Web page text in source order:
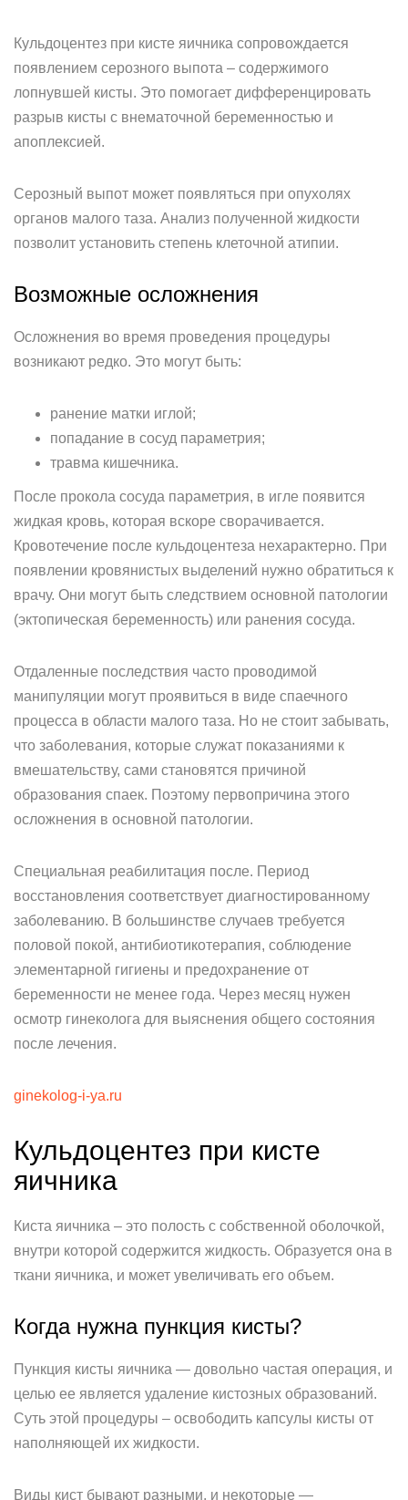
Кульдоцентез при кисте яичника сопровождается
появлением серозного выпота – содержимого
лопнувшей кисты. Это помогает дифференцировать
разрыв кисты с внематочной беременностью и
апоплексией.
Серозный выпот может появляться при опухолях
органов малого таза. Анализ полученной жидкости
позволит установить степень клеточной атипии.
Возможные осложнения
Осложнения во время проведения процедуры
возникают редко. Это могут быть:
ранение матки иглой;
попадание в сосуд параметрия;
травма кишечника.
После прокола сосуда параметрия, в игле появится
жидкая кровь, которая вскоре сворачивается.
Кровотечение после кульдоцентеза нехарактерно. При
появлении кровянистых выделений нужно обратиться к
врачу. Они могут быть следствием основной патологии
(эктопическая беременность) или ранения сосуда.
Отдаленные последствия часто проводимой
манипуляции могут проявиться в виде спаечного
процесса в области малого таза. Но не стоит забывать,
что заболевания, которые служат показаниями к
вмешательству, сами становятся причиной
образования спаек. Поэтому первопричина этого
осложнения в основной патологии.
Специальная реабилитация после. Период
восстановления соответствует диагностированному
заболеванию. В большинстве случаев требуется
половой покой, антибиотикотерапия, соблюдение
элементарной гигиены и предохранение от
беременности не менее года. Через месяц нужен
осмотр гинеколога для выяснения общего состояния
после лечения.
ginekolog-i-ya.ru
Кульдоцентез при кисте
яичника
Киста яичника – это полость с собственной оболочкой,
внутри которой содержится жидкость. Образуется она в
ткани яичника, и может увеличивать его объем.
Когда нужна пункция кисты?
Пункция кисты яичника — довольно частая операция, и
целью ее является удаление кистозных образований.
Суть этой процедуры – освободить капсулы кисты от
наполняющей их жидкости.
Виды кист бывают разными, и некоторые —